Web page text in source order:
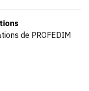
de PROFEDIM